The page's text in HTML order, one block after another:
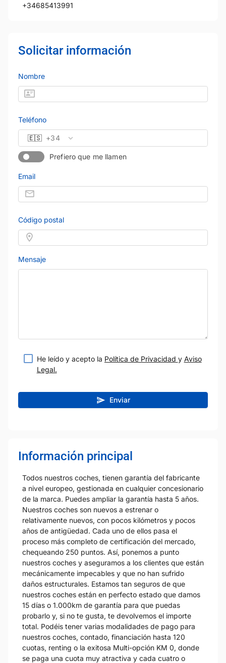
+34685413991
Solicitar información
Nombre
Teléfono
🇪🇸 +34
Prefiero que me llamen
Email
Código postal
Mensaje
He leído y acepto la Política de Privacidad y Aviso
Legal.
Enviar
Información principal
Todos nuestros coches, tienen garantía del fabricante
a nivel europeo, gestionada en cualquier concesionario
de la marca. Puedes ampliar la garantía hasta 5 años.
Nuestros coches son nuevos a estrenar o
relativamente nuevos, con pocos kilómetros y pocos
años de antigüedad. Cada uno de ellos pasa el
proceso más completo de certificación del mercado,
chequeando 250 puntos. Así, ponemos a punto
nuestros coches y aseguramos a los clientes que están
mecánicamente impecables y que no han sufrido
daños estructurales. Estamos tan seguros de que
nuestros coches están en perfecto estado que damos
15 días o 1.000km de garantía para que puedas
probarlo y, si no te gusta, te devolvemos el importe
total. Podéis tener varias modalidades de pago para
nuestros coches, contado, financiación hasta 120
cuotas, renting o la exitosa Multi-opción KM 0, donde
se paga una cuota muy atractiva y cada cuatro o